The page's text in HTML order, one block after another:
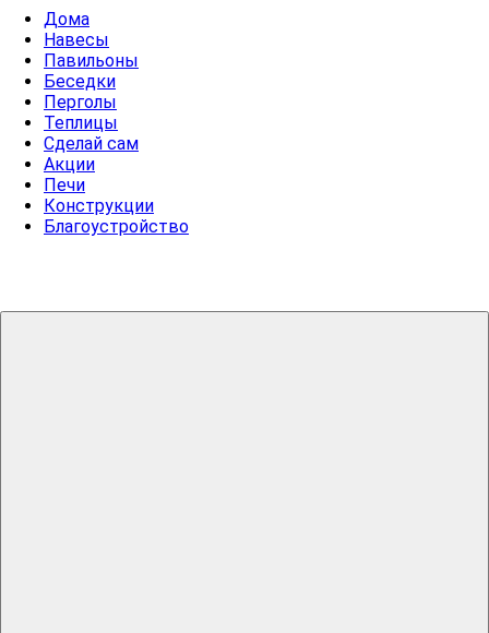
Дома
Навесы
Павильоны
Беседки
Перголы
Теплицы
Сделай сам
Акции
Печи
Конструкции
Благоустройство